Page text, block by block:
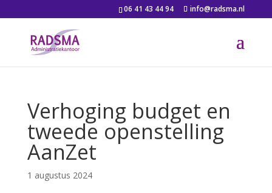
06 41 43 44 94 info@radsma.nl
Verhoging budget en
tweede openstelling
AanZet
1 augustus 2024